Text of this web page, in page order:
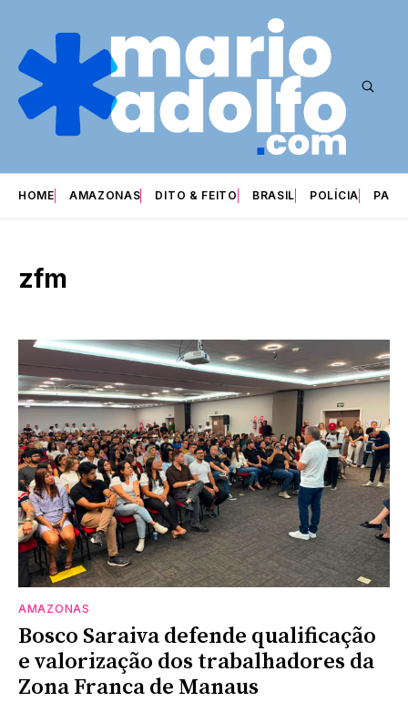
HOME AMAZONAS DITO & FEITO BRASIL POLÍCIA
zfm
AMAZONAS
Bosco Saraiva defende qualificação
e valorização dos trabalhadores da
Zona Franca de Manaus